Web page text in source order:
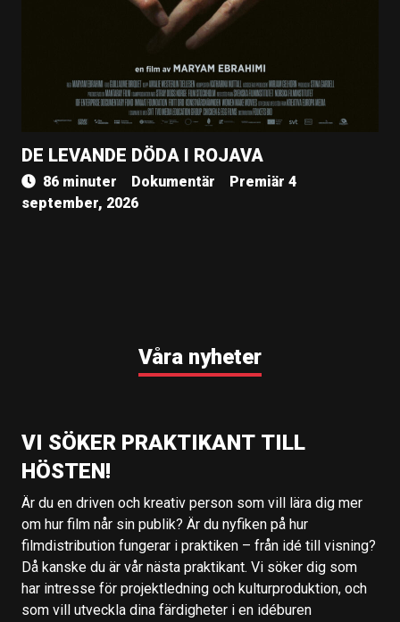
DE LEVANDE DÖDA I ROJAVA
86 minuter Dokumentär
Premiär 4
september, 2026
Våra nyheter
VI SÖKER PRAKTIKANT TILL
HÖSTEN!
Är du en driven och kreativ person som vill lära dig mer
om hur film når sin publik? Är du nyfiken på hur
filmdistribution fungerar i praktiken – från idé till visning?
Då kanske du är vår nästa praktikant. Vi söker dig som
har intresse för projektledning och kulturproduktion, och
som vill utveckla dina färdigheter i en idéburen